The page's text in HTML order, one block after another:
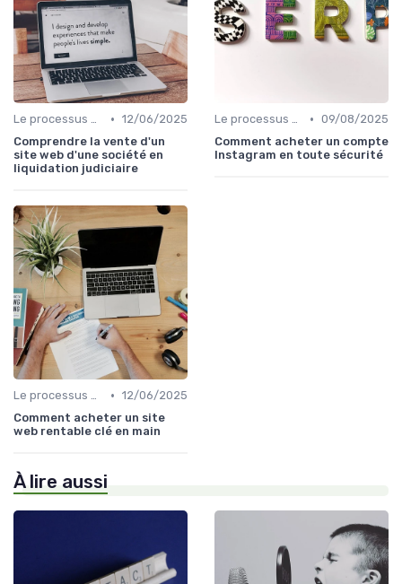
Le processus d'acquisition • 12/06/2025
Comprendre la vente d'un
site web d'une société en
liquidation judiciaire
Le processus d'acquisition • 09/08/2025
Comment acheter un compte
Instagram en toute sécurité
Le processus d'acquisition • 12/06/2025
Comment acheter un site
web rentable clé en main
À lire aussi